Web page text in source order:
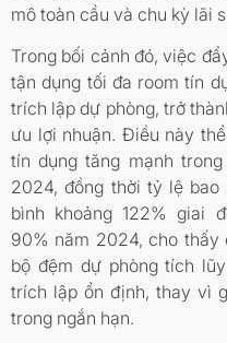
mô toàn cầu và chu kỳ lãi
Trong bối cảnh đó, việc
tận dụng tối đa room tín
trích lập dự phòng, trở
ưu lợi nhuận. Điều này
tín dụng tăng mạnh
2024, đồng thời tỷ lệ
bình khoảng 122% giai
90% năm 2024, cho thấy
bộ đệm dự phòng tích
trích lập ổn định, thay vì
trong ngắn hạn.